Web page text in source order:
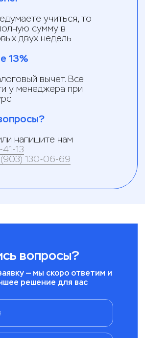
учиться, то
сумму в
двух недель
13%
вычет. Все
у менеджера при
напишите нам
13
130-06-69
вопросы?
— мы скоро ответим и
решение для вас